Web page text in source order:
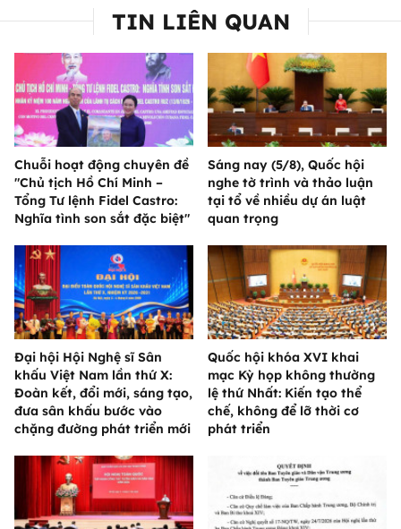
TIN LIÊN QUAN
Chuỗi hoạt động chuyên đề
"Chủ tịch Hồ Chí Minh –
Tổng Tư lệnh Fidel Castro:
Nghĩa tình son sắt đặc biệt"
Sáng nay (5/8), Quốc hội
nghe tờ trình và thảo luận
tại tổ về nhiều dự án luật
quan trọng
Đại hội Hội Nghệ sĩ Sân
khấu Việt Nam lần thứ X:
Đoàn kết, đổi mới, sáng tạo,
đưa sân khấu bước vào
chặng đường phát triển mới
Quốc hội khóa XVI khai
mạc Kỳ họp không thường
lệ thứ Nhất: Kiến tạo thể
chế, không để lỡ thời cơ
phát triển